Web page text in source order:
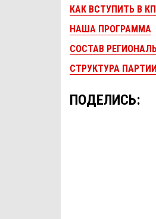
КАК ВСТУПИТЬ В
НАША ПРОГРАММА
СОСТАВ
СТРУКТУРА ПАРТИИ
ПОДЕЛИСЬ: